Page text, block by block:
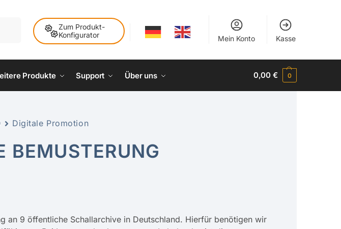
Zum Produkt-
Konfigurator
Mein Konto Kasse
Produkte Support Über uns 0,00€ 0
Digitale Promotion
BEMUSTERUNG
an 9 öffentliche Schallarchive in Deutschland. Hierfür benötigen wir